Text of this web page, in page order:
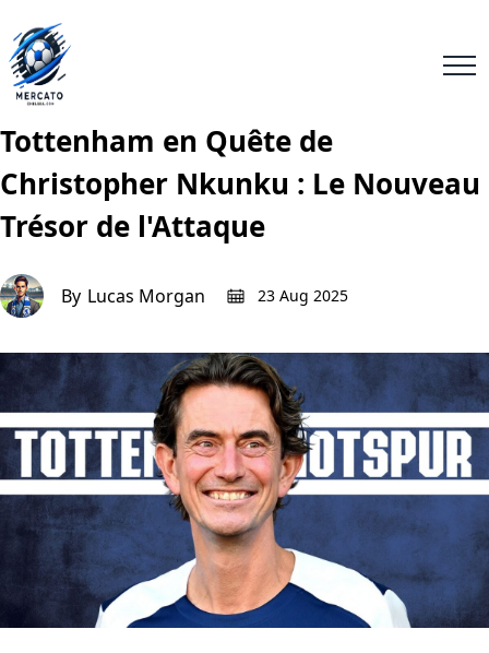
Tottenham en Quête de
Christopher Nkunku : Le Nouveau
Trésor de l'Attaque
By Lucas Morgan 23 Aug 2025